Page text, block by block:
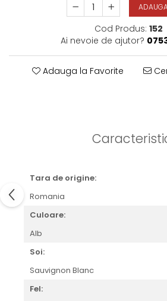
Cod Produs: 152
Ai nevoie de ajutor?
Adauga la Favorite
Tara de origine:
Romania
Culoare:
Alb
Soi:
Sauvignon Blanc
Fel: